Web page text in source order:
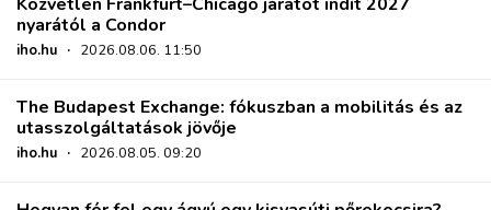
nyarától a Condor
iho.hu · 2026.08.06. 11:50
The Budapest Exchange: fókuszban a mobilitás és az
utasszolgáltatások jövője
iho.hu · 2026.08.05. 09:20